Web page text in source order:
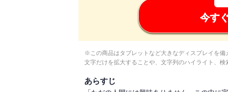
今す
※この商品はタブレットなど大きなディスプレイを備
文字だけを拡大することや、文字列のハイライト、
あらすじ